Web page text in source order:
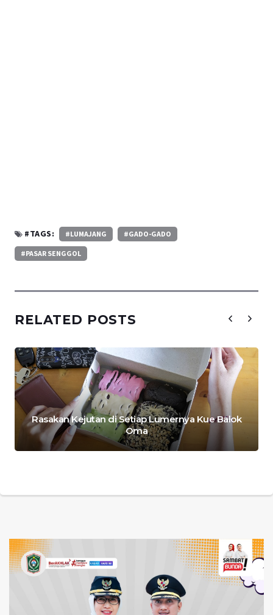
#TAGS: #LUMAJANG #GADO-GADO
#PASAR SENGGOL
RELATED POSTS
Rasakan Kejutan di Setiap Lumernya Kue Balok
Oma